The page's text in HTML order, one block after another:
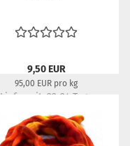
9,50 EUR
95,00 EUR pro kg
Lieferzeit: 22-24 Tage